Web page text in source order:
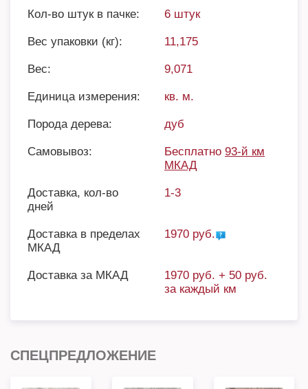
Кол-во штук в пачке: 6 штук
Вес упаковки (кг): 11,175
Вес: 9,071
Единица измерения: кв. м.
Порода дерева: дуб
Самовывоз: Бесплатно 93-й км
МКАД
Доставка, кол-во
дней
1-3
Доставка в пределах
МКАД
1970 руб.
Доставка за МКАД
1970 руб. + 50 руб.
за каждый км
СПЕЦПРЕДЛОЖЕНИЕ